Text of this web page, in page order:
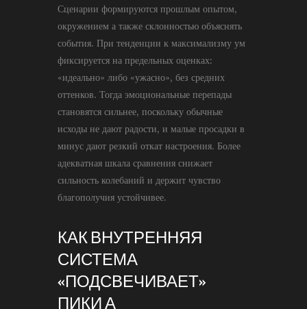
Сценарии формируются прошлым опытом,
окружением а также склонностью объяснять
события. При тенденции к максимализму ум
фиксируется на предельных оценках:
«идеально» либо «ужасно», без средних
оттенков. Тогда эмоциональные перепады
становятся сильнее, поскольку обычные
исходы не дают радости, и малые просадки в
минус дают резкий откат настроения. Более
адекватная шкала сравнения снижает
сильность колебаний и держит чувство
благополучия устойчивее.
КАК ВНУТРЕННЯЯ
СИСТЕМА
«ПОДСВЕЧИВАЕТ»
ПИКИ А